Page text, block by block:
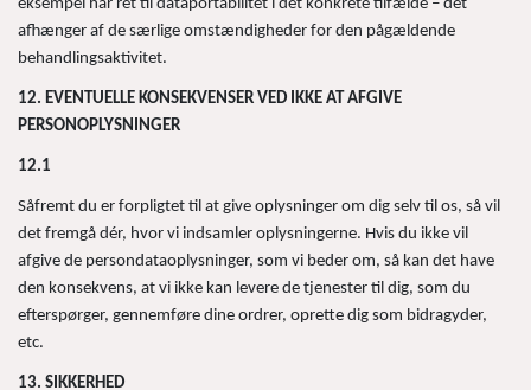
eksempel har ret til dataportabilitet i det konkrete tilfælde – det
afhænger af de særlige omstændigheder for den pågældende
behandlingsaktivitet.
12. EVENTUELLE KONSEKVENSER VED IKKE AT AFGIVE
PERSONOPLYSNINGER
12.1
Såfremt du er forpligtet til at give oplysninger om dig selv til os, så vil
det fremgå dér, hvor vi indsamler oplysningerne. Hvis du ikke vil
afgive de persondataoplysninger, som vi beder om, så kan det have
den konsekvens, at vi ikke kan levere de tjenester til dig, som du
efterspørger, gennemføre dine ordrer, oprette dig som bidragyder,
etc.
13. SIKKERHED